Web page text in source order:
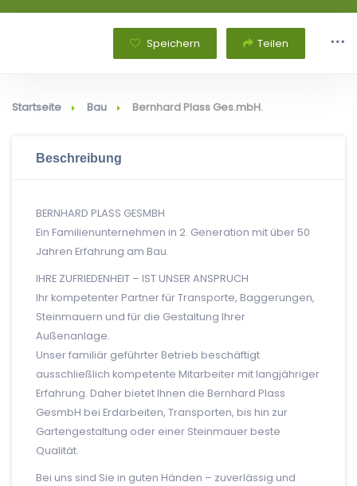
Speichern Teilen
Startseite Bau Bernhard Plass Ges.mbH.
Beschreibung
BERNHARD PLASS GESMBH
Ein Familienunternehmen in 2. Generation mit über 50
Jahren Erfahrung am Bau.
IHRE ZUFRIEDENHEIT – IST UNSER ANSPRUCH
Ihr kompetenter Partner für Transporte, Baggerungen,
Steinmauern und für die Gestaltung Ihrer
Außenanlage.
Unser familiär geführter Betrieb beschäftigt
ausschließlich kompetente Mitarbeiter mit langjähriger
Erfahrung. Daher bietet Ihnen die Bernhard Plass
GesmbH bei Erdarbeiten, Transporten, bis hin zur
Gartengestaltung oder einer Steinmauer beste
Qualität.
Bei uns sind Sie in guten Händen – zuverlässig und